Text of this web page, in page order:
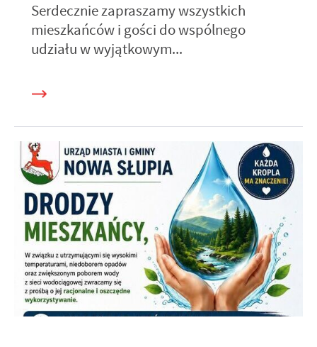
Serdecznie zapraszamy wszystkich
mieszkańców i gości do wspólnego
udziału w wyjątkowym...